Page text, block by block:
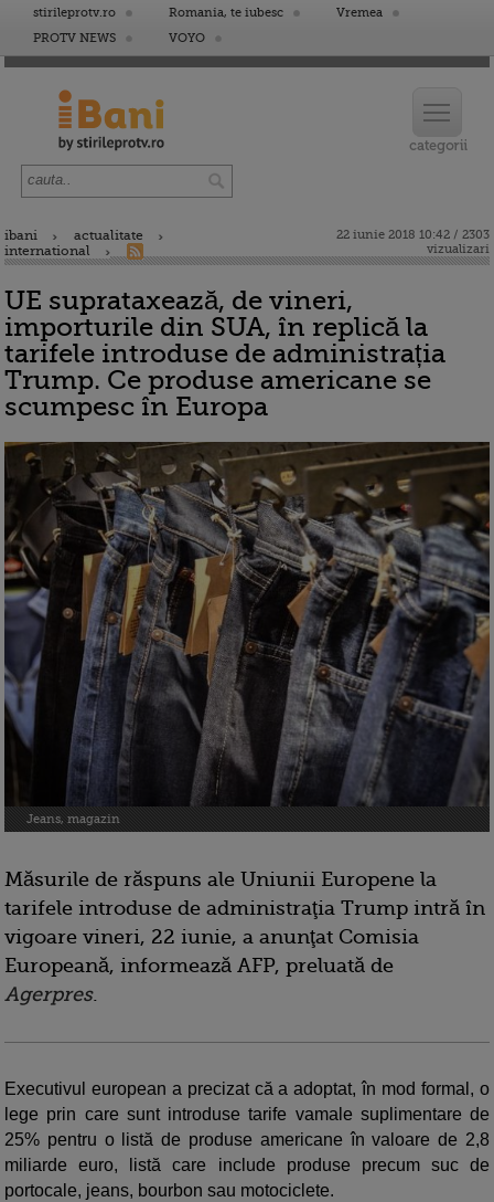
stirileprotv.ro Romania, te iubesc
Vremea
PROTV NEWS
VOYO
ibani
actualitate
international
22 iunie 2018 10:42 / 2303
vizualizari
UE suprataxează, de vineri,
importurile din SUA, în replică la
tarifele introduse de administrația
Trump. Ce produse americane se
scumpesc în Europa
Jeans, magazin
Măsurile de răspuns ale Uniunii Europene la
tarifele introduse de administraţia Trump intră în
vigoare vineri, 22 iunie, a anunţat Comisia
Europeană, informează AFP, preluată de
Agerpres.
Executivul european a precizat că a adoptat, în mod formal, o
lege prin care sunt introduse tarife vamale suplimentare de
25% pentru o listă de produse americane în valoare de 2,8
miliarde euro, listă care include produse precum suc de
portocale, jeans, bourbon sau motociclete.